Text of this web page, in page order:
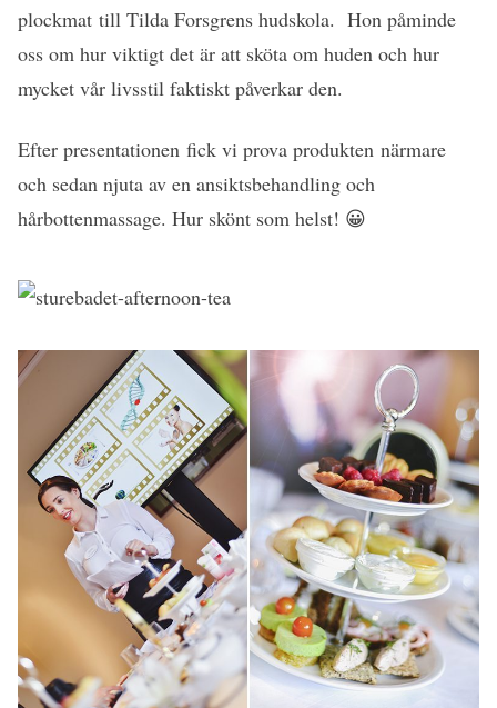
plockmat till Tilda Forsgrens hudskola. Hon påminde
oss om hur viktigt det är att sköta om huden och hur
mycket vår livsstil faktiskt påverkar den.
Efter presentationen fick vi prova produkten närmare
och sedan njuta av en ansiktsbehandling och
hårbottenmassage. Hur skönt som helst! 😀